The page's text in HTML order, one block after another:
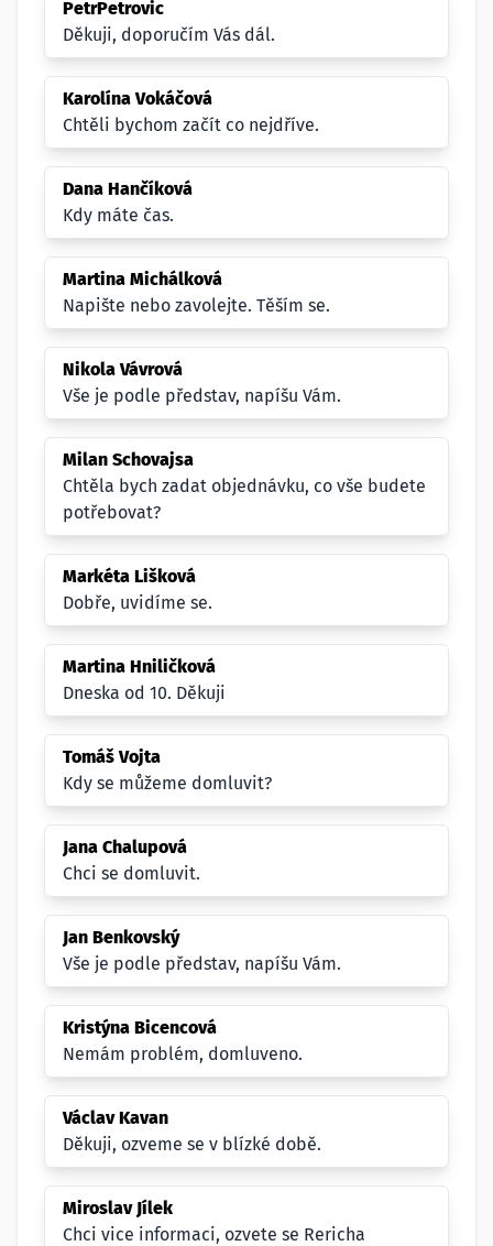
PetrPetrovic
Děkuji, doporučím Vás dál.
Karolína Vokáčová
Chtěli bychom začít co nejdříve.
Dana Hančíková
Kdy máte čas.
Martina Michálková
Napište nebo zavolejte. Těším se.
Nikola Vávrová
Vše je podle představ, napíšu Vám.
Milan Schovajsa
Chtěla bych zadat objednávku, co vše budete
potřebovat?
Markéta Lišková
Dobře, uvidíme se.
Martina Hniličková
Dneska od 10. Děkuji
Tomáš Vojta
Kdy se můžeme domluvit?
Jana Chalupová
Chci se domluvit.
Jan Benkovský
Vše je podle představ, napíšu Vám.
Kristýna Bicencová
Nemám problém, domluveno.
Václav Kavan
Děkuji, ozveme se v blízké době.
Miroslav Jílek
Chci vice informaci, ozvete se Rericha